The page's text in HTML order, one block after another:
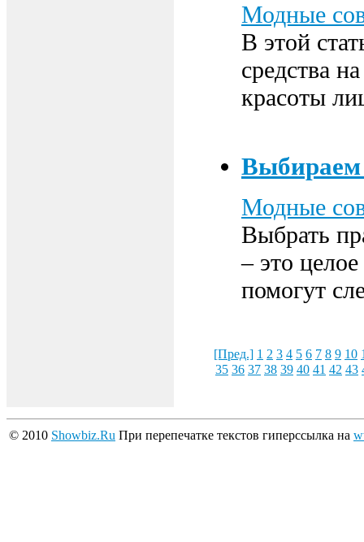
Модные
В этой
средства
красоты
Модные
Выбрать
– это
помогут
[Пред.] 1 2 3 4 5 6 7 8 9 10
35 36 37 38 39 40 41 42 43
© 2010 Showbiz.Ru При перепечатке текстов гиперссылка на